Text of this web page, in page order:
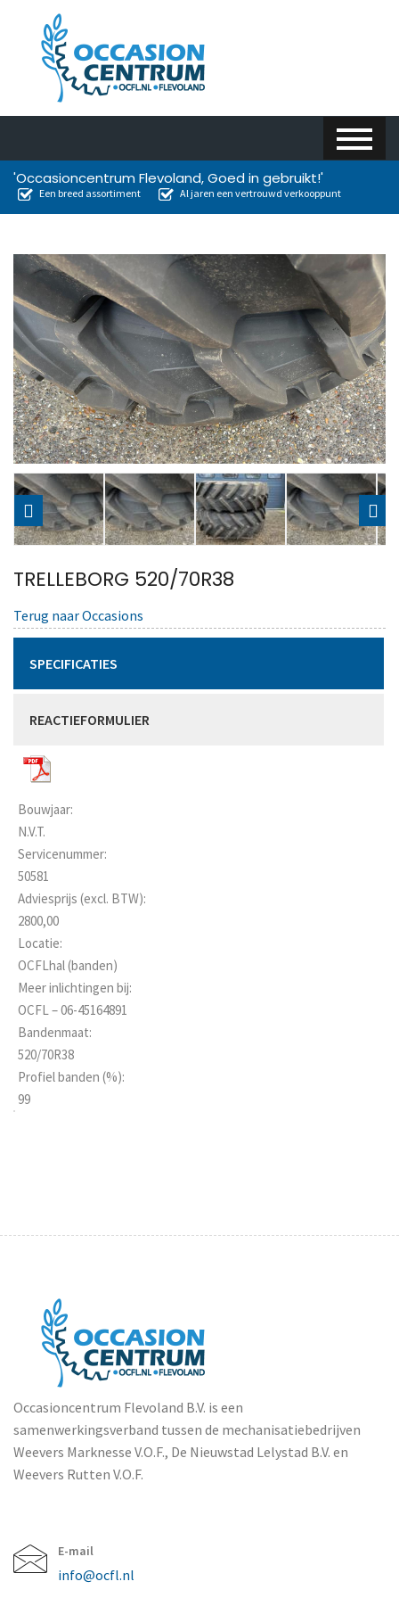
'Occasioncentrum Flevoland, Goed in gebruikt!'
Een breed assortiment Al jaren een vertrouwd verkooppunt
TRELLEBORG 520/70R38
Terug naar Occasions
SPECIFICATIES
REACTIEFORMULIER
Bouwjaar:
N.V.T.
Servicenummer:
50581
Adviesprijs (excl. BTW):
2800,00
Locatie:
OCFLhal (banden)
Meer inlichtingen bij:
OCFL – 06-45164891
Bandenmaat:
520/70R38
Profiel banden (%):
99
Occasioncentrum Flevoland B.V. is een
samenwerkingsverband tussen de mechanisatiebedrijven
Weevers Marknesse V.O.F., De Nieuwstad Lelystad B.V. en
Weevers Rutten V.O.F.
E-mail
info@ocfl.nl